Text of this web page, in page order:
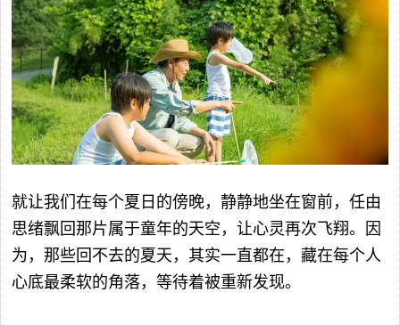
就让我们在每个夏日的傍晚，静静地坐在窗前，任由
思绪飘回那片属于童年的天空，让心灵再次飞翔。因
为，那些回不去的夏天，其实一直都在，藏在每个人
心底最柔软的角落，等待着被重新发现。